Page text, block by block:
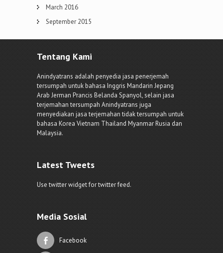
March 2016
September 2015
Tentang Kami
Anindyatrans adalah penyedia jasa penerjemah
tersumpah untuk bahasa Inggris Mandarin Jepang
Arab Jerman Prancis Belanda Spanyol, selain jasa
terjemahan tersumpah Anindyatrans juga
menyediakan jasa terjemahan tidak tersumpah untuk
bahasa Korea Vietnam Thailand Myanmar Rusia dan
Malaysia.
Latest Tweets
Use twitter widget for twitter feed.
Media Sosial
Facebook